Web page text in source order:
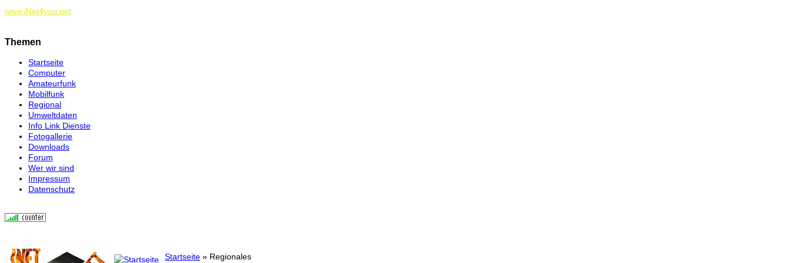
www.iNet4you.net
Themen
Startseite
Computer
Amateurfunk
Mobilfunk
Regional
Umweltdaten
Info Link Dienste
Fotogallerie
Downloads
Forum
Wer wir sind
Impressum
Datenschutz
Startseite » Regionales